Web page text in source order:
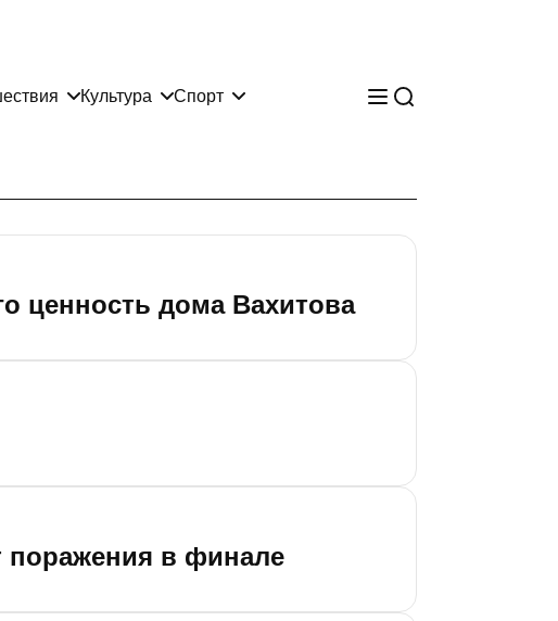
Культура Спорт
ценность дома Вахитова
поражения в финале